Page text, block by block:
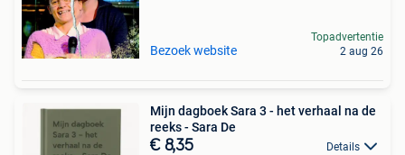
Bezoek website
Topadvertentie
2 aug 26
Mijn dagboek Sara 3 - het verhaal na de
reeks - Sara De
€ 8,35 Details